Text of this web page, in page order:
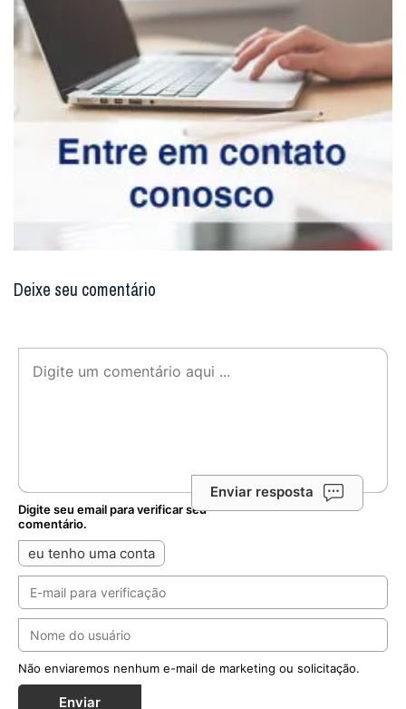
Deixe seu comentário
Enviar resposta
Digite seu email para verificar seu
comentário.
eu tenho uma conta
Não enviaremos nenhum e-mail de marketing ou solicitação.
Enviar